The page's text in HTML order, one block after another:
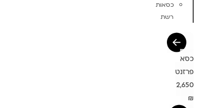
כסאות
רשת
כסא
פרזנט
2,650
₪